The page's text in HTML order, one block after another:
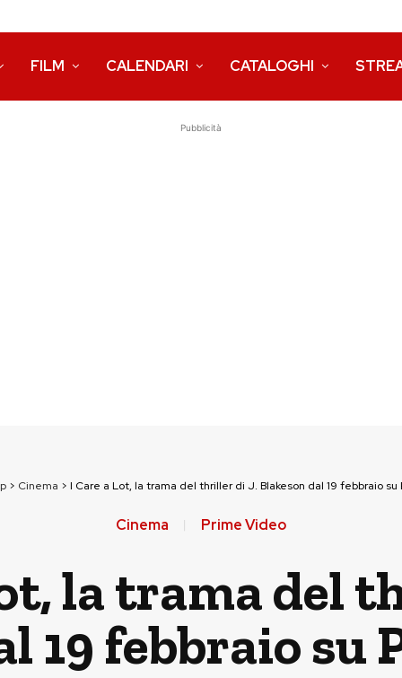
FILM CALENDARI CATALOGHI
Pubblicità
> Cinema > I Care a Lot, la trama del thriller di J. Blakeson dal 19 febbraio su
Cinema Prime Video
la trama del
19 febbraio su